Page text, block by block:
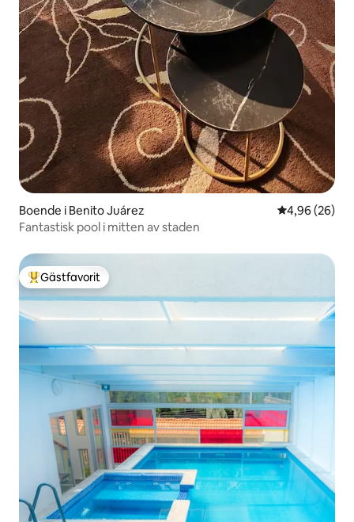
Boende i Benito Juárez 4,96 av 5 i
4,96 (26)
Fantastisk pool i mitten av staden
Populär gästfavorit
Gästfavorit